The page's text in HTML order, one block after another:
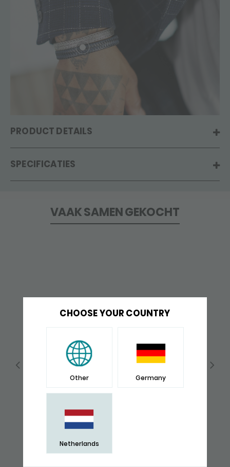
CHOOSE YOUR COUNTRY
Other Germany
Netherlands
PRODUCT DETAILS
SPECIFICATIES
VAAK SAMEN GEKOCHT